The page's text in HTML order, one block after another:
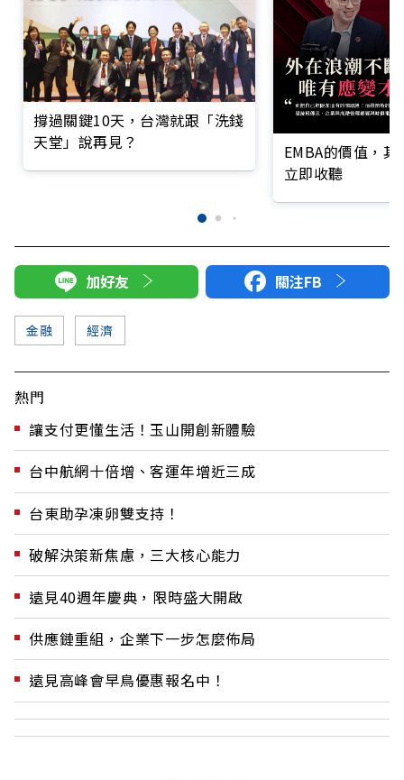
撐過關鍵10天，台灣就跟「洗錢
天堂」說再見？
EMBA的價值，
立即收聽
加好友 關注FB
金融 經濟
熱門
讓支付更懂生活！玉山開創新體驗
台中航網十倍增、客運年增近三成
台東助孕凍卵雙支持！
破解決策新焦慮，三大核心能力
遠見40週年慶典，限時盛大開啟
供應鏈重組，企業下一步怎麼佈局
遠見高峰會早鳥優惠報名中！